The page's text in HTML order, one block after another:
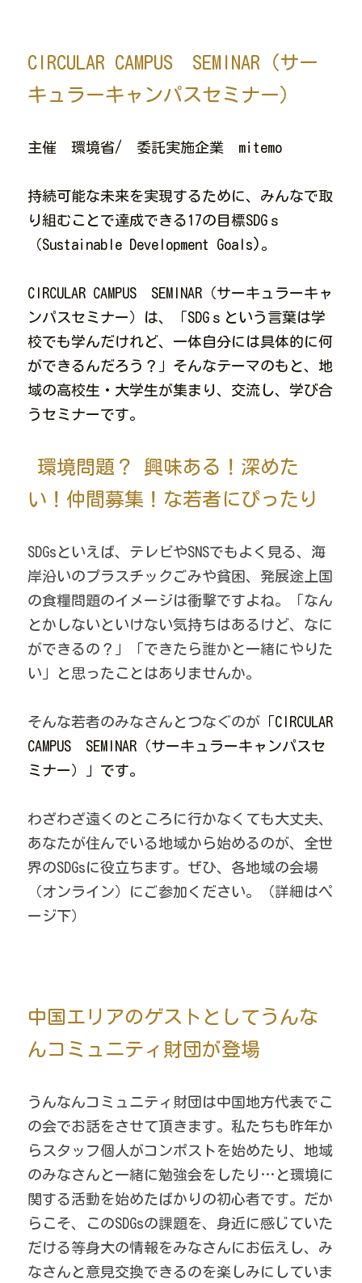
CIRCULAR CAMPUS　SEMINAR（サー
キュラーキャンパスセミナー）
主催　環境省/　委託実施企業　mitemo
持続可能な未来を実現するために、みんなで取
り組むことで達成できる17の目標SDGｓ
（Sustainable Development Goals)。
CIRCULAR CAMPUS　SEMINAR（サーキュラーキャ
ンパスセミナー）は、「SDGｓという言葉は学
校でも学んだけれど、一体自分には具体的に何
ができるんだろう？」そんなテーマのもと、地
域の高校生・大学生が集まり、交流し、学び合
うセミナーです。
環境問題？ 興味ある！深めた
い！仲間募集！な若者にぴったり
SDGsといえば、テレビやSNSでもよく見る、海
岸沿いのプラスチックごみや貧困、発展途上国
の食糧問題のイメージは衝撃ですよね。「なん
とかしないといけない気持ちはあるけど、なに
ができるの？」「できたら誰かと一緒にやりた
い」と思ったことはありませんか。
そんな若者のみなさんとつなぐのが 「CIRCULAR
CAMPUS　SEMINAR（サーキュラーキャンパスセ
ミナー）」です。
わざわざ遠くのところに行かなくても大丈夫、
あなたが住んでいる地域から始めるのが、全世
界のSDGsに役立ちます。ぜひ、各地域の会場
（オンライン）にご参加ください。（詳細はペ
ージ下）
中国エリアのゲストとしてうんな
んコミュニティ財団が登場
うんなんコミュニティ財団は中国地方代表でこ
の会でお話をさせて頂きます。私たちも昨年か
らスタッフ個人がコンポストを始めたり、地域
のみなさんと一緒に勉強会をしたり…と環境に
関する活動を始めたばかりの初心者です。だか
らこそ、このSDGsの課題を、身近に感じていた
だける等身大の情報をみなさんにお伝えし、み
なさんと意見交換できるのを楽しみにしていま